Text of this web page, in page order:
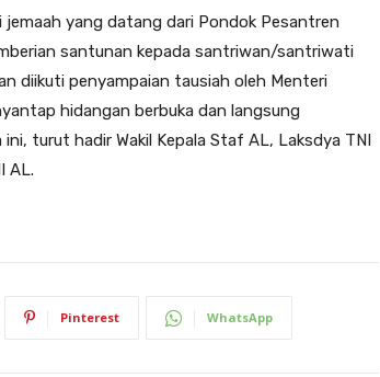
jemaah yang datang dari Pondok Pesantren
santunan kepada santriwan/santriwati
diikuti penyampaian tausiah oleh Menteri
hidangan berbuka dan langsung
turut hadir Wakil Kepala Staf AL, Laksdya TNI
AL.
Pinterest WhatsApp